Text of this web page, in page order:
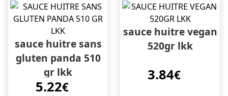
sauce huitre sans
gluten panda 510
gr lkk
5.22€
sauce huitre vegan
520gr lkk
3.84€